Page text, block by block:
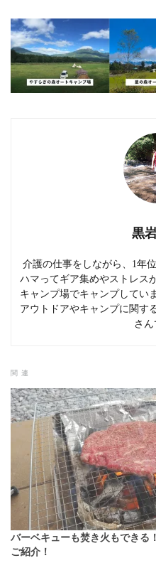
黒
介護の仕事をしながら、1年
ハマってギア集めやストレス
キャンプ場でキャンプしてい
アウトドアやキャンプに関す
さん
関連
バーベキューも焚き火もできる
ご紹介！